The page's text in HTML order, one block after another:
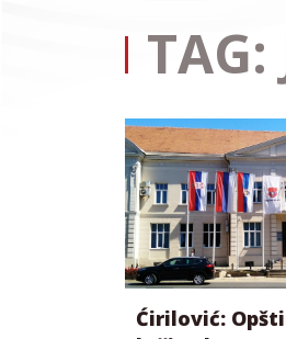
TAG:
Ćirilović: